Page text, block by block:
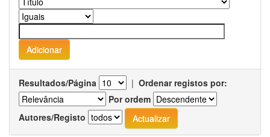
Resultados/Página | Ordenar registos por:
Por ordem
Autores/Registo